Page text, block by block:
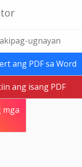
ugnayan
ang PDF sa Word
ang isang PDF
mga